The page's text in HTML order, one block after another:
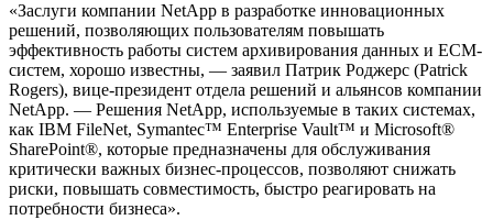
«Заслуги компании NetApp в разработке инновационных
решений, позволяющих пользователям повышать
эффективность работы систем архивирования данных и ECM-
систем, хорошо известны, — заявил Патрик Роджерс (Patrick
Rogers), вице-президент отдела решений и альянсов компании
NetApp. — Решения NetApp, используемые в таких системах,
как IBM FileNet, Symantec™ Enterprise Vault™ и Microsoft®
SharePoint®, которые предназначены для обслуживания
критически важных бизнес-процессов, позволяют снижать
риски, повышать совместимость, быстро реагировать на
потребности бизнеса».